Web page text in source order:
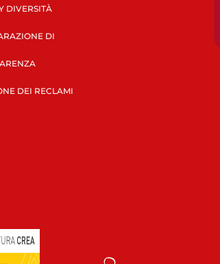
DIVERSITÀ
DI
DEI RECLAMI